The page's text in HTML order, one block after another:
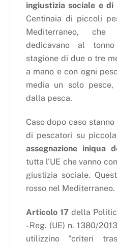
ingiustizia sociale e
Centinaia di piccoli
Mediterraneo, che
dedicavano al
stagione di due o tre
a mano e con ogni
media un solo
dalla pesca.
Caso dopo caso
di pescatori su
assegnazione iniqua
tutta l'UE che vanno
giustizia sociale.
rosso nel Mediterraneo.
Articolo 17della
- Reg. (UE) n. 1380/
utilizzino "criteri